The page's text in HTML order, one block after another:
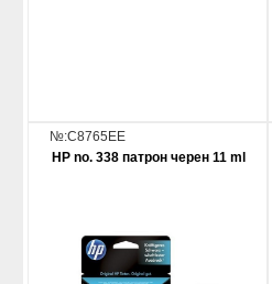
№:C8765EE
HP no. 338 патрон черен 11 ml